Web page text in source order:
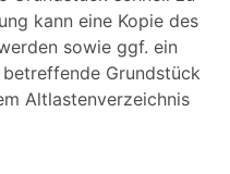
kann eine Kopie des
sowie ggf. ein
Grundstück
Altlastenverzeichnis